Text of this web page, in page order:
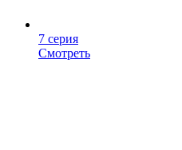
7 серия
Смотреть